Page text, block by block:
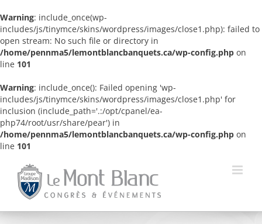
Warning: include_once(wp-
includes/js/tinymce/skins/wordpress/images/close1.php): failed to
open stream: No such file or directory in
/home/pennma5/lemontblancbanquets.ca/wp-config.php on
line 101
Warning: include_once(): Failed opening 'wp-
includes/js/tinymce/skins/wordpress/images/close1.php' for
inclusion (include_path='.:/opt/cpanel/ea-
php74/root/usr/share/pear') in
/home/pennma5/lemontblancbanquets.ca/wp-config.php on
line 101
content